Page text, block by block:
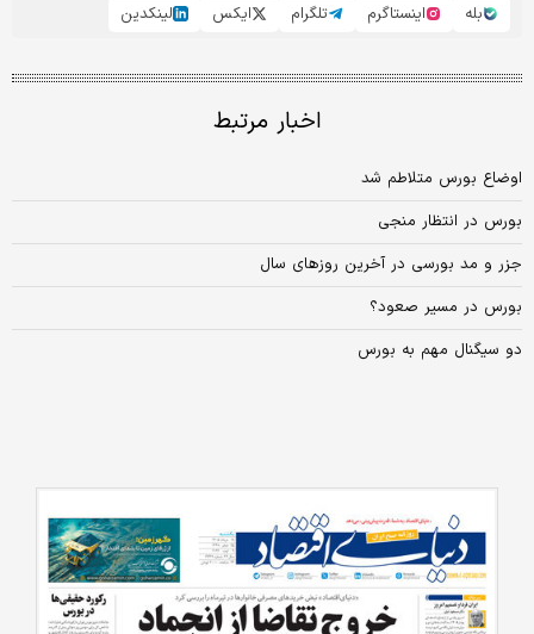
بله
اینستاگرم تلگرام ایکس لینکدین
اخبار مرتبط
اوضاع بورس متلاطم شد
بورس در انتظار منجی
جزر و مد بورسی در آخرین روزهای سال
بورس در مسیر صعود؟
دو سیگنال مهم به بورس